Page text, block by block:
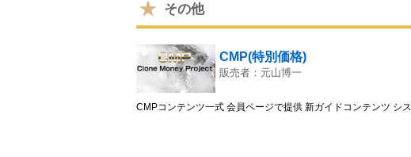
その他
CMP(特別価格)
販売者：元山博一
CMPコンテンツ一式 会員ページで提供 新ガイドコンテンツ シ